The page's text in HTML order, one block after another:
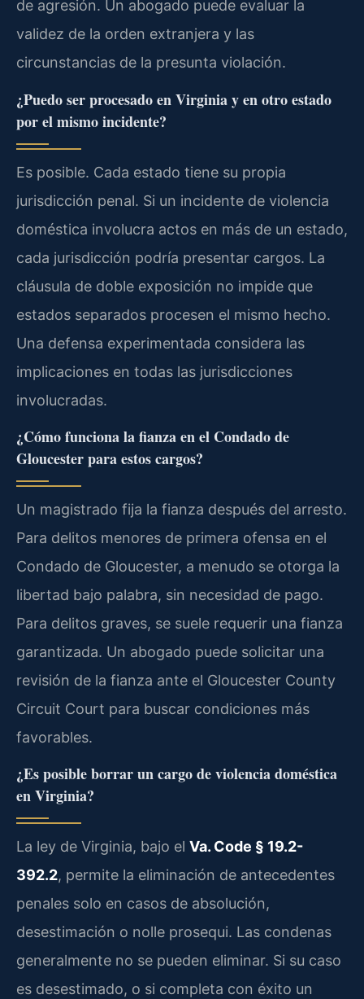
de agresión. Un abogado puede evaluar la
validez de la orden extranjera y las
circunstancias de la presunta violación.
¿Puedo ser procesado en Virginia y en otro estado
por el mismo incidente?
Es posible. Cada estado tiene su propia
jurisdicción penal. Si un incidente de violencia
doméstica involucra actos en más de un estado,
cada jurisdicción podría presentar cargos. La
cláusula de doble exposición no impide que
estados separados procesen el mismo hecho.
Una defensa experimentada considera las
implicaciones en todas las jurisdicciones
involucradas.
¿Cómo funciona la fianza en el Condado de
Gloucester para estos cargos?
Un magistrado fija la fianza después del arresto.
Para delitos menores de primera ofensa en el
Condado de Gloucester, a menudo se otorga la
libertad bajo palabra, sin necesidad de pago.
Para delitos graves, se suele requerir una fianza
garantizada. Un abogado puede solicitar una
revisión de la fianza ante el Gloucester County
Circuit Court para buscar condiciones más
favorables.
¿Es posible borrar un cargo de violencia doméstica
en Virginia?
La ley de Virginia, bajo el Va. Code § 19.2-
392.2, permite la eliminación de antecedentes
penales solo en casos de absolución,
desestimación o nolle prosequi. Las condenas
generalmente no se pueden eliminar. Si su caso
es desestimado, o si completa con éxito un